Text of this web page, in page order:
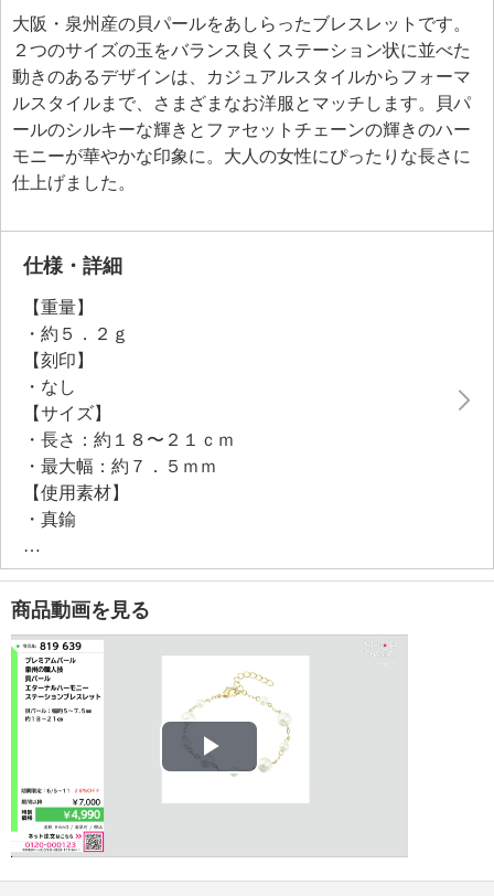
大阪・泉州産の貝パールをあしらったブレスレットです。
２つのサイズの玉をバランス良くステーション状に並べた
動きのあるデザインは、カジュアルスタイルからフォーマ
ルスタイルまで、さまざまなお洋服とマッチします。貝パ
ールのシルキーな輝きとファセットチェーンの輝きのハー
モニーが華やかな印象に。大人の女性にぴったりな長さに
仕上げました。
仕様・詳細
【重量】
・約５．２ｇ
【刻印】
・なし
【サイズ】
・長さ：約１８〜２１ｃｍ
・最大幅：約７．５ｍｍ
【使用素材】
・真鍮
【メッキ素材】
・材質：ゴールドトーンコート
【その他】
・個体差あり
【原産国（地）】
・日本製
商品動画を見る
Play